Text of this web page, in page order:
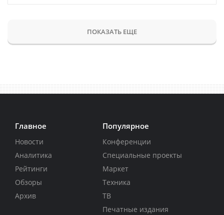
ПОКАЗАТЬ ЕЩЕ
Главное
Новости
Аналитика
Рейтинги
Обзоры
Архив
Популярное
Конференции
Специальные проекты
Маркет
Техника
ТВ
Печатные издания